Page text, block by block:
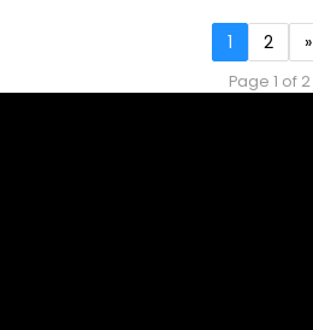
1 2 »
Page 1 of 2